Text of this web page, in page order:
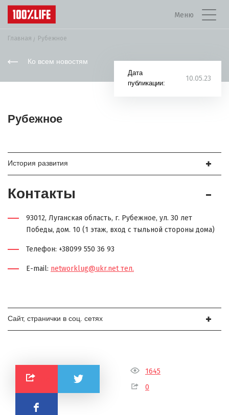
Меню
Главная Рубежное
Ко всем новостям
Дата
публикации:
10.05.23
Рубежное
История развития
Контакты
93012, Луганская область, г. Рубежное, ул. 30 лет
Победы, дом. 10 (1 этаж, вход с тыльной стороны дома)
Телефон: +38099 550 36 93
E-mail: networklug@ukr.net тел.
Сайт, странички в соц. сетях
1645
0
Поделиться